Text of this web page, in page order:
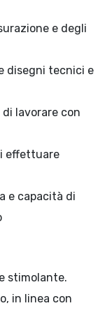
e degli
disegni tecnici e
lavorare con
effettuare
e capacità di
stimolante.
in linea con